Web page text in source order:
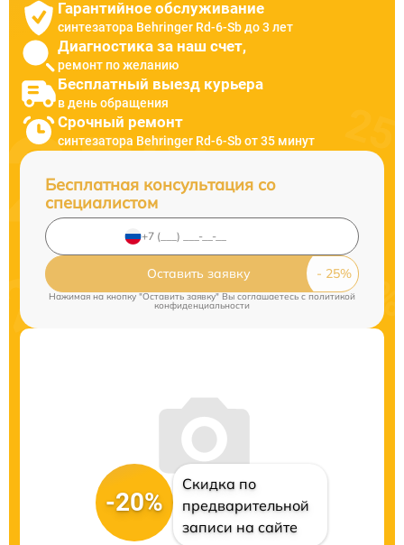
Гарантийное обслуживание
синтезатора Behringer Rd-6-Sb до 3 лет
Диагностика за наш счет,
ремонт по желанию
Бесплатный выезд курьера
в день обращения
Срочный ремонт
синтезатора Behringer Rd-6-Sb от 35 минут
Бесплатная консультация со
специалистом
Оставить заявку
Нажимая на кнопку "Оставить заявку" Вы соглашаетесь cполитикой
конфиденциальности
-20%
Скидка по
предварительной
записи на сайте